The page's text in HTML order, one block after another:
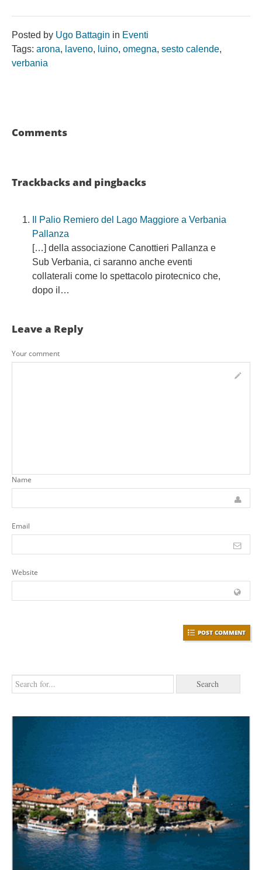
Posted by Ugo Battagin in Eventi
Tags: arona, laveno, luino, omegna, sesto calende,
verbania
Comments
Trackbacks and pingbacks
Il Palio Remiero del Lago Maggiore a Verbania
Pallanza
[…] della associazione Canottieri Pallanza e
Sub Verbania, ci saranno anche eventi
collaterali come lo spettacolo pirotecnico che,
dopo il…
Leave a Reply
Your comment
Name
Email
Website